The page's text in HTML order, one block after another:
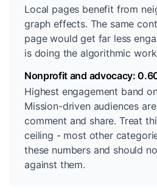
Local pages benefit from
graph effects. The same
page would get far less
is doing the algorithmic
Nonprofit and advocacy:
Highest engagement band
Mission-driven audiences
comment and share. Treat
ceiling - most other
these numbers and should
against them.